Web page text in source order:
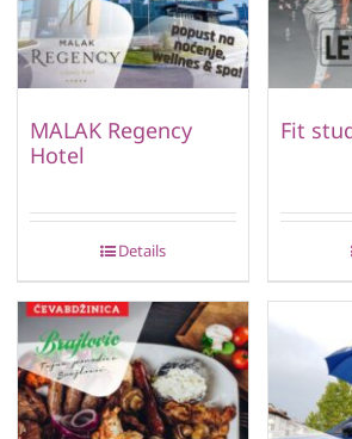
MALAK Regency
Hotel
Details
Fit